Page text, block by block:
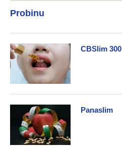
Probinu
CBSlim 300
Panaslim